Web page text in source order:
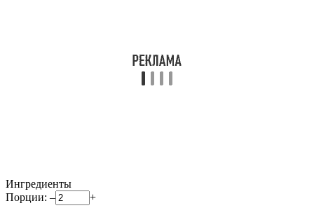
Ингредиенты
Порции: – +